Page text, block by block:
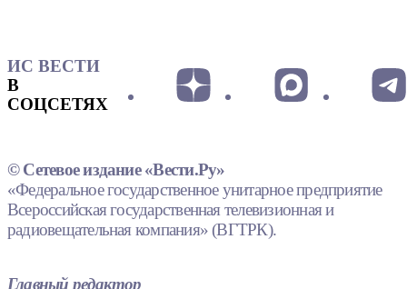
ИС ВЕСТИ
В
СОЦСЕТЯХ
© Сетевое издание «Вести.Ру»
«Федеральное государственное унитарное предприятие
Всероссийская государственная телевизионная и
радиовещательная компания» (ВГТРК).
Главный редактор